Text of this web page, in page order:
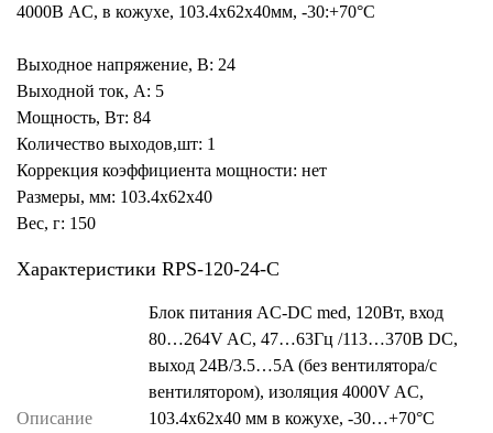
4000В AC, в кожухе, 103.4х62х40мм, -30:+70°С
Выходное напряжение, В: 24
Выходной ток, А: 5
Мощность, Вт: 84
Количество выходов,шт: 1
Коррекция коэффициента мощности: нет
Размеры, мм: 103.4x62x40
Вес, г: 150
Характеристики RPS-120-24-C
Описание
Блок питания AC-DC med, 120Вт, вход
80…264V AC, 47…63Гц /113…370В DC,
выход 24В/3.5…5A (без вентилятора/с
вентилятором), изоляция 4000V AC,
103.4x62х40 мм в кожухе, -30…+70°С